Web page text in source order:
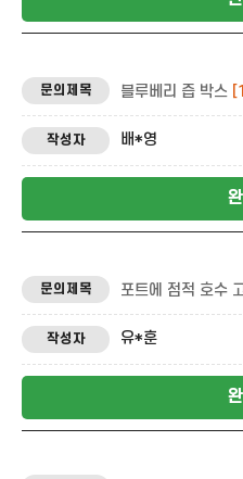
블루베리 즙 박스
배*영
포트에 점적 호수
유*훈